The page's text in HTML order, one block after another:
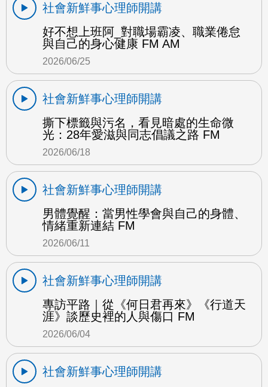
社會新鮮事心理師開講
好不想上班阿_對職場霸凌、職業倦怠
與自己的身心健康 FM AM
2026/06/25
社會新鮮事心理師開講
撕下標籤與污名，看見暗處的生命微
光：28年愛滋與同志倡議之路 FM
2026/06/18
社會新鮮事心理師開講
男體覺醒：當男性學會與自己的身體、
情緒重新連結 FM
2026/06/11
社會新鮮事心理師開講
專訪平路｜從《何日君再來》《行道天
涯》談歷史裡的人與傷口 FM
2026/06/04
社會新鮮事心理師開講